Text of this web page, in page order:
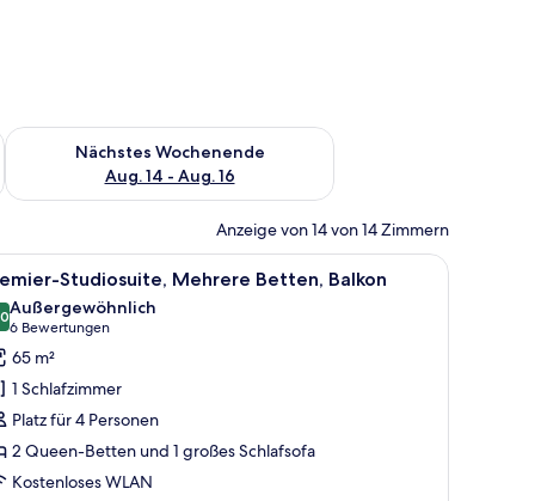
Aug. 7 - Aug. 9.
Nächstes Wochenende
Aug. 14 - Aug. 16
Überprüfe die Verfügbarkeit für nächstes Wochenende, Aug.
Anzeige von 14 von 14 Zimmern
hochwertige Bettwaren Bettwäsche aus ägyptischer Baumwolle,
5 Studiosuite, Mehrere Betten, Balkon
von 10
Außergewöhnlich
6 Bewertungen
(6
Bewertungen)
65 m²
1 Schlafzimmer
Platz für 4 Personen
2 Queen-Betten und 1 großes Schlafsofa
Kostenloses WLAN